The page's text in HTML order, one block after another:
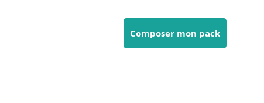
Composer mon pack